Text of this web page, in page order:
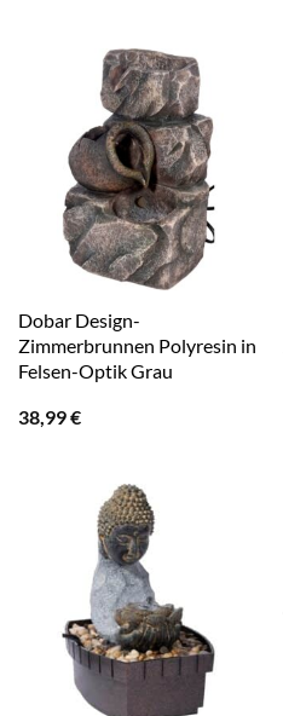
Dobar Design-
Zimmerbrunnen Polyresin in
Felsen-Optik Grau
38,99€